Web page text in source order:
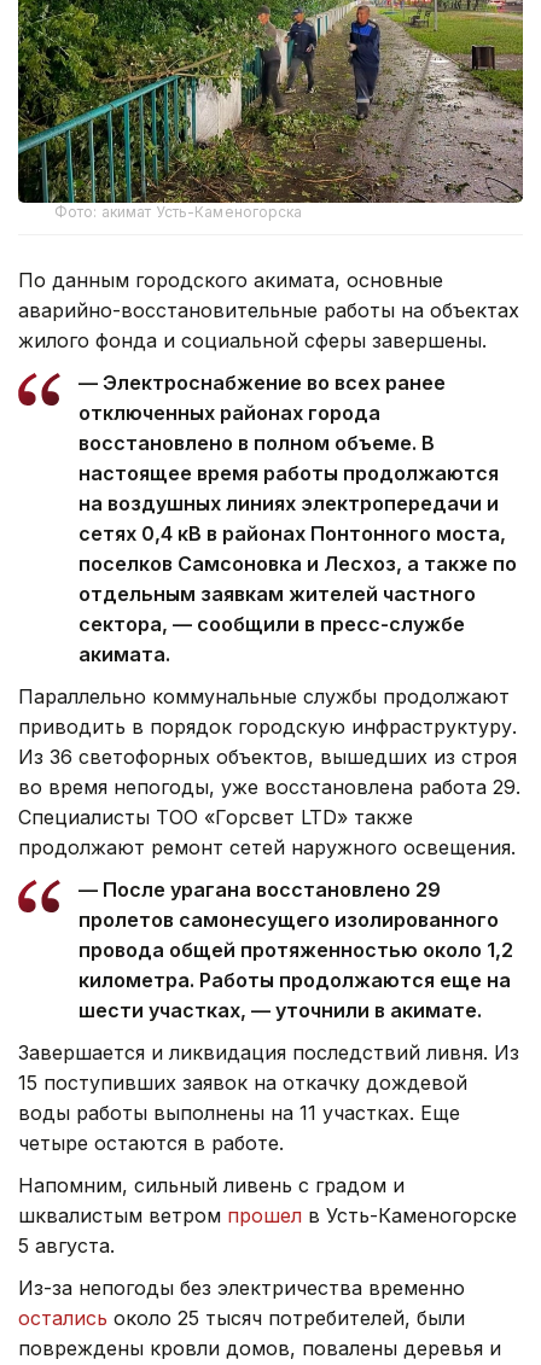
Фото: акимат Усть-Каменогорска
По данным городского акимата, основные
аварийно-восстановительные работы на объектах
жилого фонда и социальной сферы завершены.
— Электроснабжение во всех ранее
отключенных районах города
восстановлено в полном объеме. В
настоящее время работы продолжаются
на воздушных линиях электропередачи и
сетях 0,4 кВ в районах Понтонного моста,
поселков Самсоновка и Лесхоз, а также по
отдельным заявкам жителей частного
сектора, — сообщили в пресс-службе
акимата.
Параллельно коммунальные службы продолжают
приводить в порядок городскую инфраструктуру.
Из 36 светофорных объектов, вышедших из строя
во время непогоды, уже восстановлена работа 29.
Специалисты ТОО «Горсвет LTD» также
продолжают ремонт сетей наружного освещения.
— После урагана восстановлено 29
пролетов самонесущего изолированного
провода общей протяженностью около 1,2
километра. Работы продолжаются еще на
шести участках, — уточнили в акимате.
Завершается и ликвидация последствий ливня. Из
15 поступивших заявок на откачку дождевой
воды работы выполнены на 11 участках. Еще
четыре остаются в работе.
Напомним, сильный ливень с градом и
шквалистым ветром прошел в Усть-Каменогорске
5 августа.
Из-за непогоды без электричества временно
остались около 25 тысяч потребителей, были
повреждены кровли домов, повалены деревья и